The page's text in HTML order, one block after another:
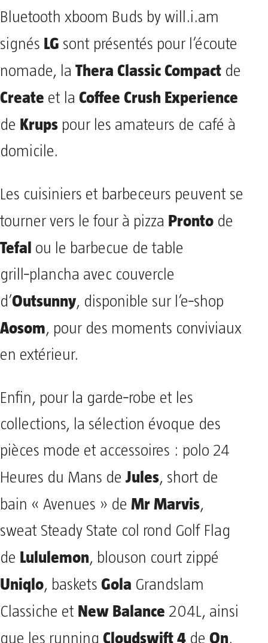
Bluetooth xboom Buds by will.i.am
signés LG sont présentés pour l’écoute
nomade, la Thera Classic Compact de
Create et la Coffee Crush Experience
de Krups pour les amateurs de café à
domicile.
Les cuisiniers et barbeceurs peuvent se
tourner vers le four à pizza Pronto de
Tefal ou le barbecue de table
grill‑plancha avec couvercle
d’Outsunny, disponible sur l’e‑shop
Aosom, pour des moments conviviaux
en extérieur.
Enfin, pour la garde‑robe et les
collections, la sélection évoque des
pièces mode et accessoires : polo 24
Heures du Mans de Jules, short de
bain « Avenues » de Mr Marvis,
sweat Steady State col rond Golf Flag
de Lululemon, blouson court zippé
Uniqlo, baskets Gola Grandslam
Classiche et New Balance 204L, ainsi
que les running Cloudswift 4 de On.